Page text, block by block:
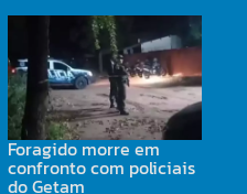
Foragido morre em
confronto com policiais
do Getam